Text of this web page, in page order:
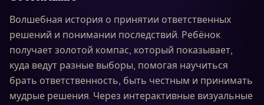
Волшебная история о принятии ответственных
решений и понимании последствий. Ребёнок
получает золотой компас, который показывает,
куда ведут разные выборы, помогая научиться
брать ответственность, быть честным и принимать
мудрые решения. Через интерактивные визуальные